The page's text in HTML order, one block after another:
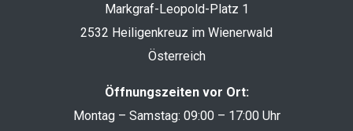
Markgraf-Leopold-Platz 1
2532 Heiligenkreuz im Wienerwald
Österreich
Öffnungszeiten vor Ort:
Montag – Samstag: 09:00 – 17:00 Uhr